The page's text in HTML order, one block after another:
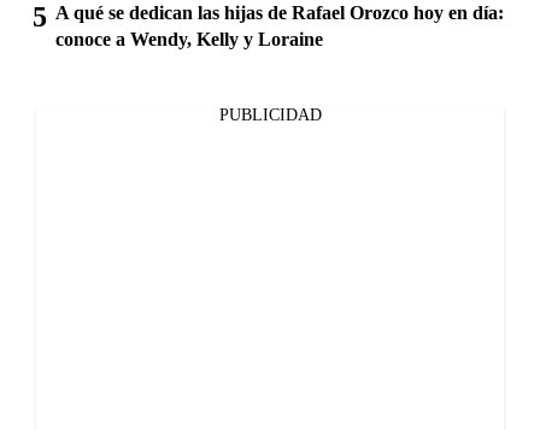
A qué se dedican las hijas de Rafael Orozco hoy en día:
conoce a Wendy, Kelly y Loraine
PUBLICIDAD